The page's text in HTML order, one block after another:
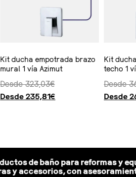
Kit ducha empotrada brazo
mural 1 vía Azimut
Desde323,03€
Desde 235,81€
Kit
techo 1
Desde
Desde
de baño para reformas y
y accesorios, con